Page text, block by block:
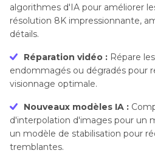
algorithmes d'IA pour améliorer
résolution 8K impressionnante,
détails.
Réparation vidéo : Répare
endommagés ou dégradés pour
visionnage optimale.
Nouveaux modèles IA :
d'interpolation d'images pour un
un modèle de stabilisation pour
tremblantes.